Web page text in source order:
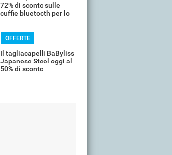
72% di sconto sulle
cuffie bluetooth per lo
OFFERTE
Il tagliacapelli BaByliss
Japanese Steel oggi al
50% di sconto